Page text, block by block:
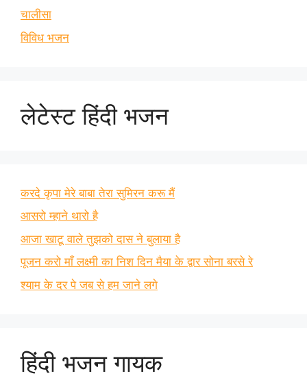
चालीसा
विविध भजन
लेटेस्ट हिंदी भजन
करदे कृपा मेरे बाबा तेरा सुमिरन करू मैं
आसरो म्हाने थारो है
आजा खाटू वाले तुझको दास ने बुलाया है
पूजन करो माँ लक्ष्मी का निश दिन मैया के द्वार सोना बरसे रे
श्याम के दर पे जब से हम जाने लगे
हिंदी भजन गायक